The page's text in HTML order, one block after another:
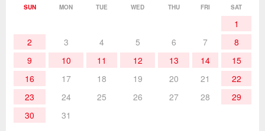
SUN MON TUE WED THU FRI SAT
1
2
3 4 5 6 7
8
9
10 11 12 13 14
15
16
17 18 19 20 21
22
23
24 25 26 27 28
29
30
31